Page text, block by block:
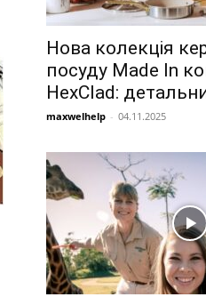
Нова колекція
посуду Made In
HexClad:
maxwelhelp - 04.11.2025